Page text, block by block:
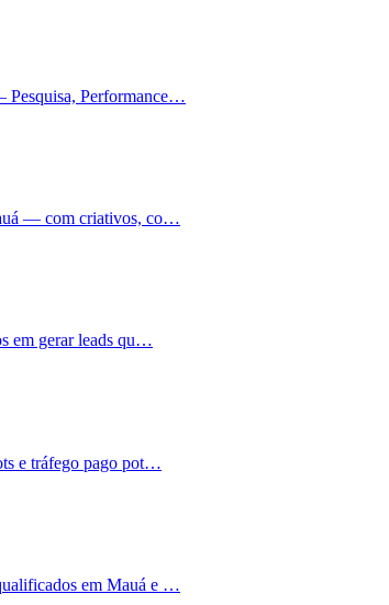
Pesquisa, Performance…
— com criativos, co…
em gerar leads qu…
e tráfego pago pot…
em Mauá e …